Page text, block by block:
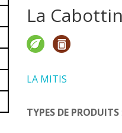
La
LA MITIS
TYPES DE PRODUITS